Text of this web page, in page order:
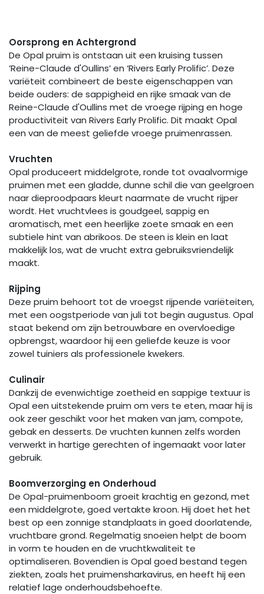
Oorsprong en Achtergrond
De Opal pruim is ontstaan uit een kruising tussen
‘Reine-Claude d'Oullins’ en ‘Rivers Early Prolific’. Deze
variëteit combineert de beste eigenschappen van
beide ouders: de sappigheid en rijke smaak van de
Reine-Claude d'Oullins met de vroege rijping en hoge
productiviteit van Rivers Early Prolific. Dit maakt Opal
een van de meest geliefde vroege pruimenrassen.
Vruchten
Opal produceert middelgrote, ronde tot ovaalvormige
pruimen met een gladde, dunne schil die van geelgroen
naar dieproodpaars kleurt naarmate de vrucht rijper
wordt. Het vruchtvlees is goudgeel, sappig en
aromatisch, met een heerlijke zoete smaak en een
subtiele hint van abrikoos. De steen is klein en laat
makkelijk los, wat de vrucht extra gebruiksvriendelijk
maakt.
Rijping
Deze pruim behoort tot de vroegst rijpende variëteiten,
met een oogstperiode van juli tot begin augustus. Opal
staat bekend om zijn betrouwbare en overvloedige
opbrengst, waardoor hij een geliefde keuze is voor
zowel tuiniers als professionele kwekers.
Culinair
Dankzij de evenwichtige zoetheid en sappige textuur is
Opal een uitstekende pruim om vers te eten, maar hij is
ook zeer geschikt voor het maken van jam, compote,
gebak en desserts. De vruchten kunnen zelfs worden
verwerkt in hartige gerechten of ingemaakt voor later
gebruik.
Boomverzorging en Onderhoud
De Opal-pruimenboom groeit krachtig en gezond, met
een middelgrote, goed vertakte kroon. Hij doet het het
best op een zonnige standplaats in goed doorlatende,
vruchtbare grond. Regelmatig snoeien helpt de boom
in vorm te houden en de vruchtkwaliteit te
optimaliseren. Bovendien is Opal goed bestand tegen
ziekten, zoals het pruimensharkavirus, en heeft hij een
relatief lage onderhoudsbehoefte.